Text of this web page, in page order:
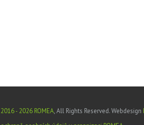
- 2026 ROMEA, All Rights Reserved.Webdesign